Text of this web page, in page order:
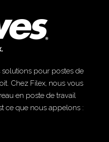
pour postes de
Chez Filex, nous vous
en poste de travail
ce que nous appelons :